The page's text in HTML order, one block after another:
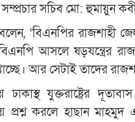
সচিব মো: হুমায়ুন
‘বিএনপির রাজশাহী
আসলে ষড়যন্ত্রের
আর সেটাই তাদের
যুক্তরাষ্ট্রের
প্রশ্ন করলে হাছান